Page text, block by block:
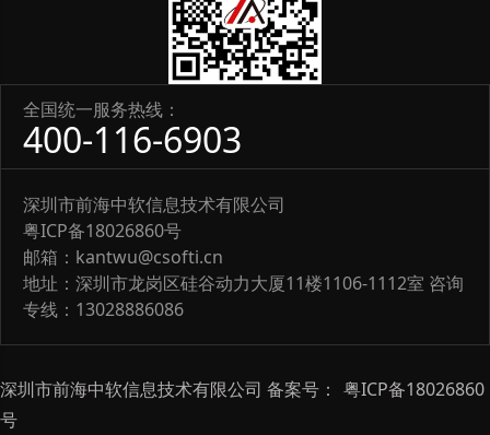
全国统一服务热线：
400-116-6903
深圳市前海中软信息技术有限公司
粤ICP备18026860号
邮箱：kantwu@csofti.cn
地址：深圳市龙岗区硅谷动力大厦11楼1106-1112室 咨询
专线：13028886086
深圳市前海中软信息技术有限公司 备案号： 粤ICP备18026860
号